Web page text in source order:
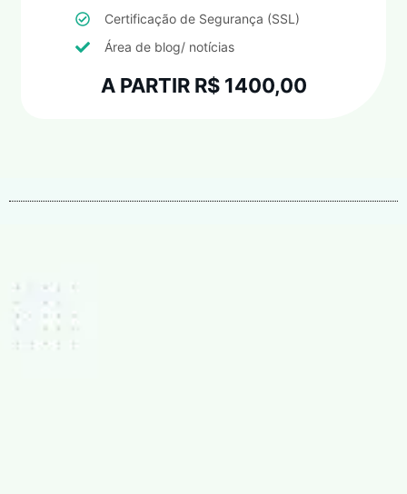
Certificação de Segurança (SSL)
Área de blog/ notícias
A PARTIR R$ 1400,00